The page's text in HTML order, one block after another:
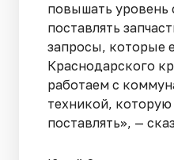
повышать уровень
поставлять
запросы, которые
Краснодарского
работаем с
техникой,
поставлять», —